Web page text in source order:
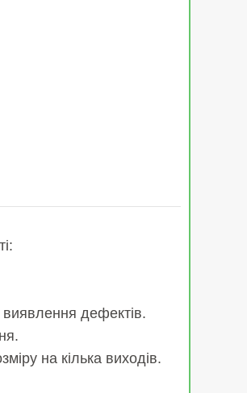
дефектів.
на кілька виходів.